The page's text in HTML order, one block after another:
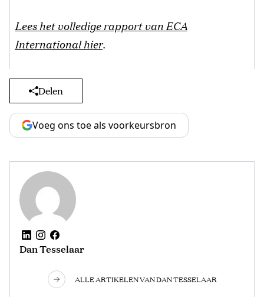
Lees het volledige rapport van ECA
International hier.
Delen
Voeg ons toe als voorkeursbron
Dan Tesselaar
ALLE ARTIKELEN VAN DAN TESSELAAR